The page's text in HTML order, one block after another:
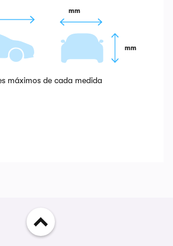
mm
mm
máximos de cada medida